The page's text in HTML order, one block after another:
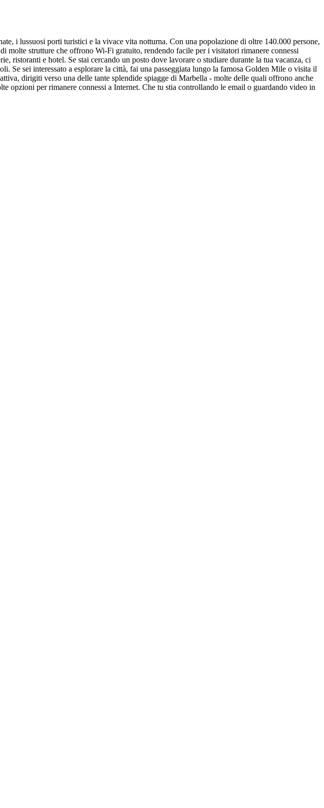
i lussuosi porti turistici e la vivace vita notturna. Con una popolazione di oltre 140.000 persone,
molte strutture che offrono Wi-Fi gratuito, rendendo facile per i visitatori rimanere connessi
e hotel. Se stai cercando un posto dove lavorare o studiare durante la tua vacanza, ci
sei interessato a esplorare la città, fai una passeggiata lungo la famosa Golden Mile o visita il
dirigiti verso una delle tante splendide spiagge di Marbella - molte delle quali offrono anche
opzioni per rimanere connessi a Internet. Che tu stia controllando le email o guardando video in